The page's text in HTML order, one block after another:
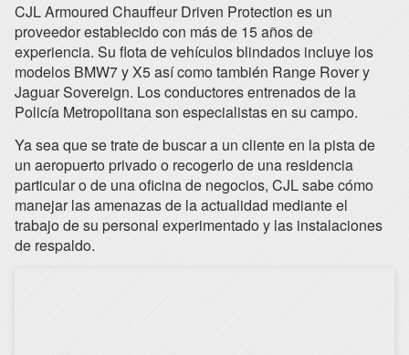
CJL Armoured Chauffeur Driven Protection es un
proveedor establecido con más de 15 años de
experiencia. Su flota de vehículos blindados incluye los
modelos BMW7 y X5 así como también Range Rover y
Jaguar Sovereign. Los conductores entrenados de la
Policía Metropolitana son especialistas en su campo.
Ya sea que se trate de buscar a un cliente en la pista de
un aeropuerto privado o recogerlo de una residencia
particular o de una oficina de negocios, CJL sabe cómo
manejar las amenazas de la actualidad mediante el
trabajo de su personal experimentado y las instalaciones
de respaldo.